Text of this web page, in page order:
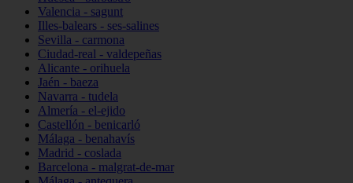
Valencia - sagunt
Illes-balears - ses-salines
Sevilla - carmona
Ciudad-real - valdepeñas
Alicante - orihuela
Jaén - baeza
Navarra - tudela
Almería - el-ejido
Castellón - benicarló
Málaga - benahavís
Madrid - coslada
Barcelona - malgrat-de-mar